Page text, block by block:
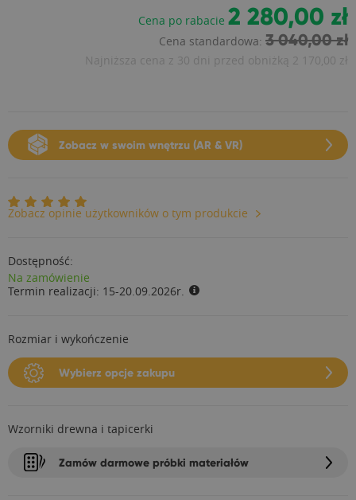
Cena po rabacie 2 280,00 zł
Cena standardowa: 3 040,00 zł
Najniższa cena z 30 dni przed obniżką 2 170,00 zł
Zobacz w swoim wnętrzu (AR & VR)
Zobacz opinie użytkowników o tym produkcie
Dostępność:
Na zamówienie
Termin realizacji: 15-20.09.2026r.
Rozmiar i wykończenie
Wybierz opcje zakupu
Wzorniki drewna i tapicerki
Zamów darmowe próbki materiałów